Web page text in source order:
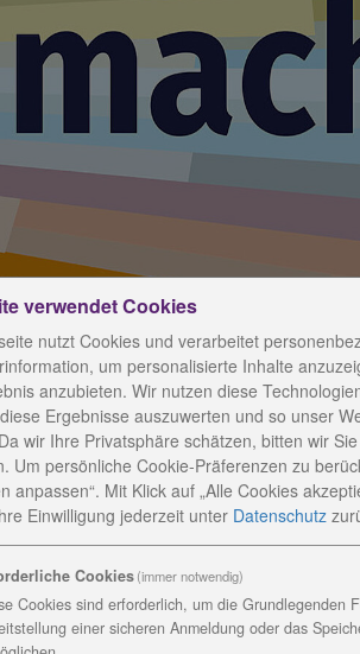
spendet ein
GmbH, einem Novartis
die Fürstin-Anna-Luisen-Schule in
verwendet Cookies
nutzt Cookies und verarbeitet
um personalisierte Inhalte
anzubieten. Wir nutzen diese
Ergebnisse auszuwerten und so unser
wir Ihre Privatsphäre schätzen, bitten wir
Um persönliche Cookie-Präferenzen zu
anpassen“. Mit Klick auf „Alle Cookies
Einwilligung jederzeit unter Datenschutz
Cookies(immer notwendig)
Cookies sind erforderlich, um die Grundlegenden
einer sicheren Anmeldung oder das